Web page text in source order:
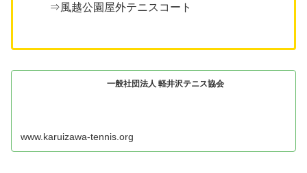
⇒風越公園屋外テニスコート
一般社団法人 軽井沢テニス協会
www.karuizawa-tennis.org